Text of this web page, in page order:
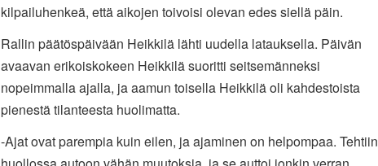
kilpailuhenkeä, että aikojen toivoisi olevan edes siellä päin.
Rallin päätöspäivään Heikkilä lähti uudella latauksella. Päivän
avaavan erikoiskokeen Heikkilä suoritti seitsemänneksi
nopeimmalla ajalla, ja aamun toisella Heikkilä oli kahdestoista
pienestä tilanteesta huolimatta.
-Ajat ovat parempia kuin eilen, ja ajaminen on helpompaa. Tehtiin